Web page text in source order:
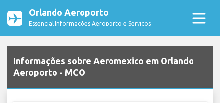
Orlando Aeroporto
Essencial Informações Aeroporto e Serviços
Informações sobre Aeromexico em Orlando
Aeroporto - MCO